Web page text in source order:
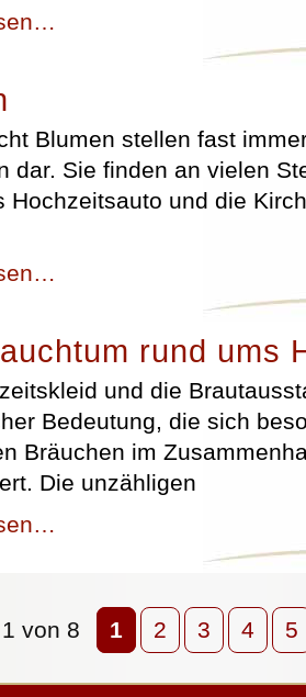
Blumen stellen fast
dar. Sie finden an vielen
Hochzeitsauto und die
rund ums
und die
Bedeutung, die sich
Bräuchen im
Die unzähligen
von 8 1 2 3 4 5